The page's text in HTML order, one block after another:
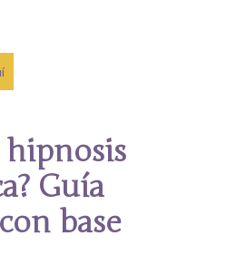
hipnosis
Guía
base